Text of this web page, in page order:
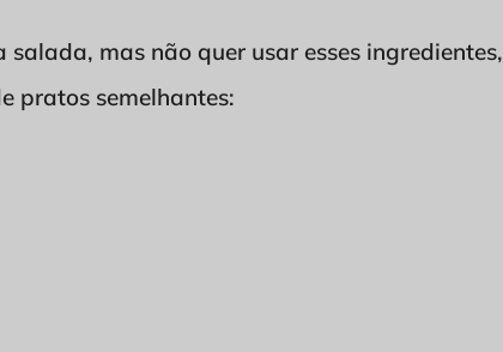
mas não quer usar esses ingredientes,
pratos semelhantes: